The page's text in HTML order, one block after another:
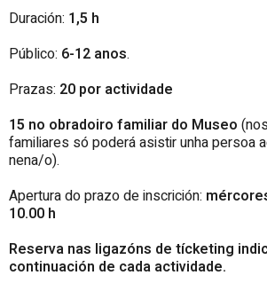
Duración: 1,5 h
Público: 6-12 anos.
Prazas: 20 por actividade
15 no obradoiro familiar do Museo
familiares só poderá asistir unha persoa
nena/o).
Apertura do prazo de inscrición:
10.00 h
Reserva nas ligazóns de tícketing
continuación de cada actividade.